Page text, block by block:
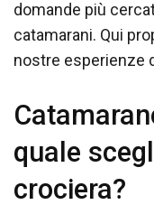
domande più
catamarani. Qui
nostre esperienze
quale
crociera?